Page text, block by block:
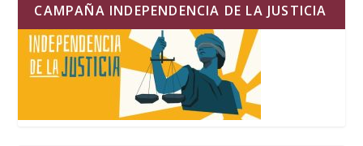
CAMPAÑA INDEPENDENCIA DE LA JUSTICIA